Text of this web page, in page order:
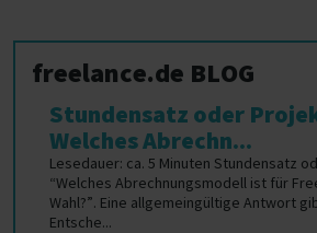
freelance.de BLOG
Stundensatz oder
Welches Abrechn...
Lesedauer: ca. 5 Minuten Stundensatz
“Welches Abrechnungsmodell ist für
Wahl?”. Eine allgemeingültige Antwort
Entsche...